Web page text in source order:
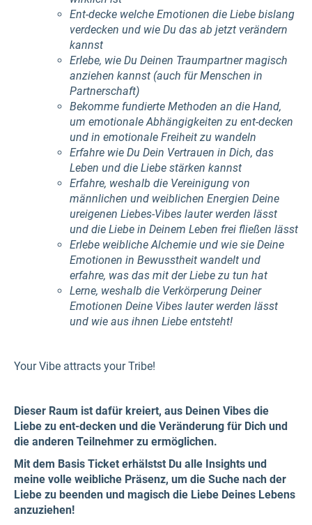
Ent-decke welche Emotionen die Liebe bislang
verdecken und wie Du das ab jetzt verändern
kannst
Erlebe, wie Du Deinen Traumpartner magisch
anziehen kannst (auch für Menschen in
Partnerschaft)
Bekomme fundierte Methoden an die Hand,
um emotionale Abhängigkeiten zu ent-decken
und in emotionale Freiheit zu wandeln
Erfahre wie Du Dein Vertrauen in Dich, das
Leben und die Liebe stärken kannst
Erfahre, weshalb die Vereinigung von
männlichen und weiblichen Energien Deine
ureigenen Liebes-Vibes lauter werden lässt
und die Liebe in Deinem Leben frei fließen lässt
Erlebe weibliche Alchemie und wie sie Deine
Emotionen in Bewusstheit wandelt und
erfahre, was das mit der Liebe zu tun hat
Lerne, weshalb die Verkörperung Deiner
Emotionen Deine Vibes lauter werden lässt
und wie aus ihnen Liebe entsteht!
Your Vibe attracts your Tribe!
Dieser Raum ist dafür kreiert, aus Deinen Vibes die
Liebe zu ent-decken und die Veränderung für Dich und
die anderen Teilnehmer zu ermöglichen.
Mit dem Basis Ticket erhälstst Du alle Insights und
meine volle weibliche Präsenz, um die Suche nach der
Liebe zu beenden und magisch die Liebe Deines Lebens
anzuziehen!